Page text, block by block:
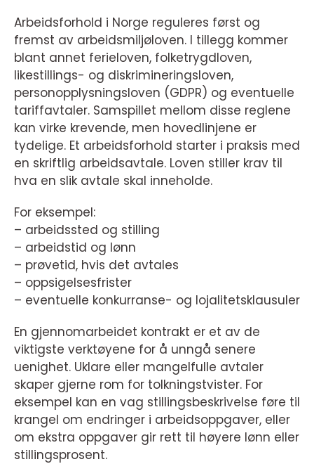
Arbeidsforhold i Norge reguleres først og
fremst av arbeidsmiljøloven. I tillegg kommer
blant annet ferieloven, folketrygdloven,
likestillings- og diskrimineringsloven,
personopplysningsloven (GDPR) og eventuelle
tariffavtaler. Samspillet mellom disse reglene
kan virke krevende, men hovedlinjene er
tydelige. Et arbeidsforhold starter i praksis med
en skriftlig arbeidsavtale. Loven stiller krav til
hva en slik avtale skal inneholde.
For eksempel:
– arbeidssted og stilling
– arbeidstid og lønn
– prøvetid, hvis det avtales
– oppsigelsesfrister
– eventuelle konkurranse- og lojalitetsklausuler
En gjennomarbeidet kontrakt er et av de
viktigste verktøyene for å unngå senere
uenighet. Uklare eller mangelfulle avtaler
skaper gjerne rom for tolkningstvister. For
eksempel kan en vag stillingsbeskrivelse føre til
krangel om endringer i arbeidsoppgaver, eller
om ekstra oppgaver gir rett til høyere lønn eller
stillingsprosent.